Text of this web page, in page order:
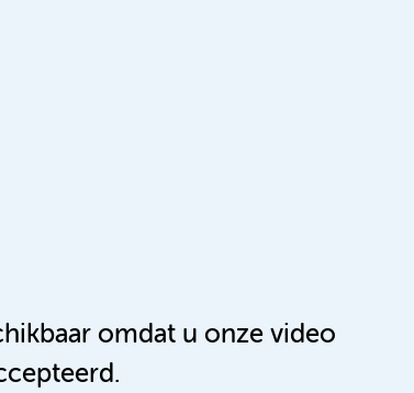
omdat u onze video